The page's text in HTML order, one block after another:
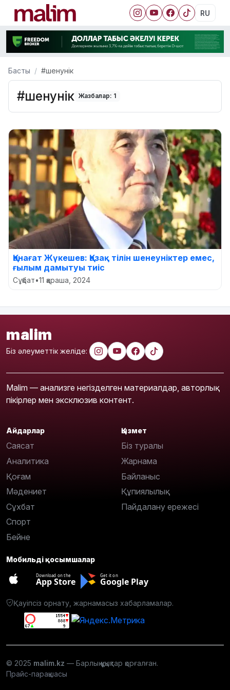
RU
Басты #шенунік
#шенунік Жазбалар: 1
Қанағат Жүкешев: Қазақ тілін шенеуніктер емес,
ғылым дамытуы тиіс
Сұқбат•11 қараша, 2024
malim
Біз әлеуметтік желіде:
Malim — анализге негізделген материалдар, авторлық
пікірлер мен эксклюзив контент.
Айдарлар
Саясат
Аналитика
Қоғам
Мәдениет
Сұхбат
Спорт
Бейне
Қызмет
Біз туралы
Жарнама
Байланыс
Құпиялылық
Пайдалану ережесі
Мобильді қосымшалар
Download on the
App Store
Get it on
Google Play
Қауіпсіз орнату, жарнамасыз хабарламалар.
© 2025 malim.kz — Барлық құқықтар қорғалған.
Прайс-парақшасы